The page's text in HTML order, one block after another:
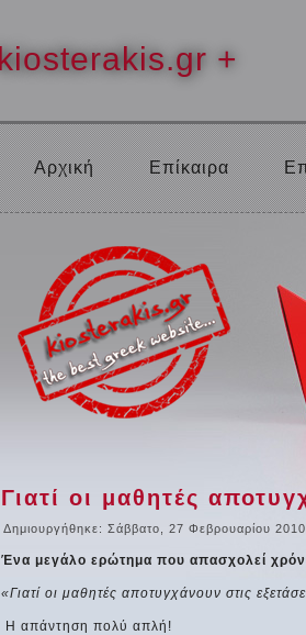
kiosterakis.gr +
Αρχική Επίκαιρα
Γιατί οι μαθητές
Δημιουργήθηκε: Σάββατο, 27 Φεβρουαρίου
Ένα μεγάλο ερώτημα που απασχολεί
«Γιατί οι μαθητές αποτυγχάνουν στις
Η απάντηση πολύ απλή!